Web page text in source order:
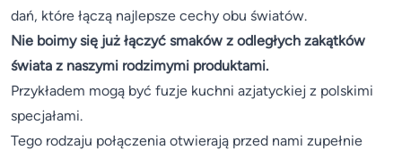
dań, które łączą najlepsze cechy obu światów.
Nie boimy się już łączyć smaków z odległych zakątków
świata z naszymi rodzimymi produktami.
Przykładem mogą być fuzje kuchni azjatyckiej z polskimi
specjałami.
Tego rodzaju połączenia otwierają przed nami zupełnie